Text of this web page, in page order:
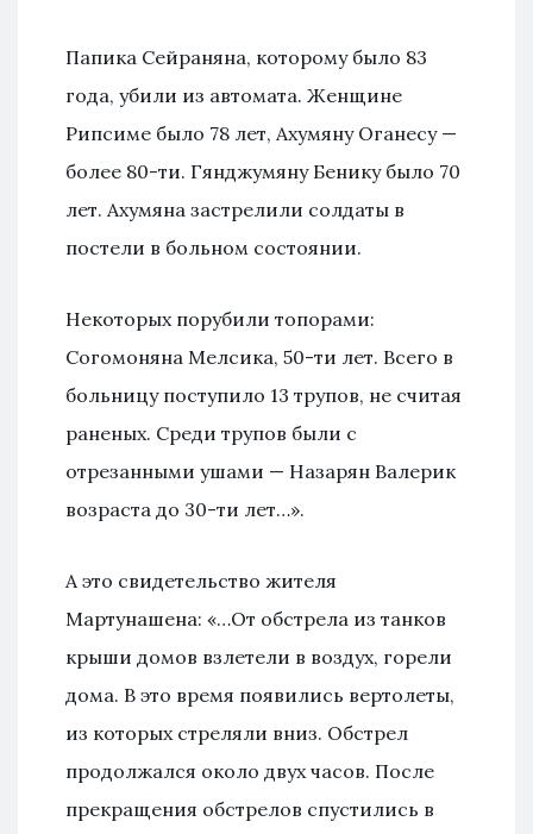
Папика Сейраняна, которому было 83
года, убили из автомата. Женщине
Рипсиме было 78 лет, Ахумяну Оганесу —
более 80-ти. Гянджумяну Бенику было 70
лет. Ахумяна застрелили солдаты в
постели в больном состоянии.
Некоторых порубили топорами:
Согомоняна Мелсика, 50-ти лет. Всего в
больницу поступило 13 трупов, не считая
раненых. Среди трупов были с
отрезанными ушами — Назарян Валерик
возраста до 30-ти лет…».
А это свидетельство жителя
Мартунашена: «…От обстрела из танков
крыши домов взлетели в воздух, горели
дома. В это время появились вертолеты,
из которых стреляли вниз. Обстрел
продолжался около двух часов. После
прекращения обстрелов спустились в